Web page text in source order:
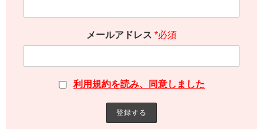
メールアドレス *必須
利用規約を読み、同意しました